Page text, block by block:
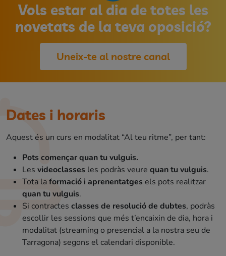
Vols estar al dia de totes les
novetats de la teva oposició?
Uneix-te al nostre canal
Dates i horaris
Aquest és un curs en modalitat “Al teu ritme”, per tant:
Pots començar quan tu vulguis.
Les videoclasses les podràs veure quan tu vulguis.
Tota laformació i aprenentatges els pots realitzar
quan tu vulguis.
Si contractes classes de resolució de dubtes, podràs
escollir les sessions que més t’encaixin de dia, hora i
modalitat (streaming o presencial a la nostra seu de
Tarragona) segons el calendari disponible.